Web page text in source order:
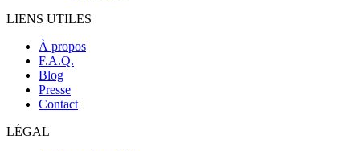
LIENS UTILES
À propos
F.A.Q.
Blog
Presse
Contact
LÉGAL